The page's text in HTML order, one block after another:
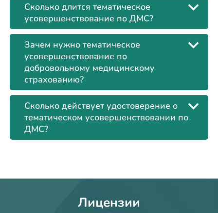
Сколько длится тематическое
усовершенствование по ДМС?
Зачем нужно тематическое
усовершенствование по
добровольному медицинскому
страхованию?
Сколько действует удостоверение о
тематическом усовершенствовании по
ДМС?
Лицензии